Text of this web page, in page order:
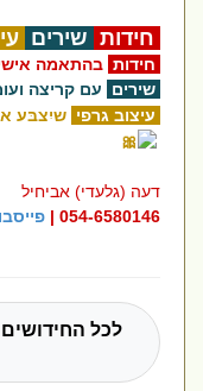
חידותשירים
חידותבהתאמה
שירים עם קריצה
עיצוב גרפישיִצבּע את
דעה (גלעדי) אביחיל
054-6580146 |
פייסבוק
לכל החידושים